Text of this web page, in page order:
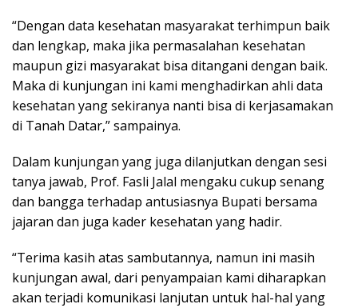
“Dengan data kesehatan masyarakat terhimpun baik
dan lengkap, maka jika permasalahan kesehatan
maupun gizi masyarakat bisa ditangani dengan baik.
Maka di kunjungan ini kami menghadirkan ahli data
kesehatan yang sekiranya nanti bisa di kerjasamakan
di Tanah Datar,” sampainya.
Dalam kunjungan yang juga dilanjutkan dengan sesi
tanya jawab, Prof. Fasli Jalal mengaku cukup senang
dan bangga terhadap antusiasnya Bupati bersama
jajaran dan juga kader kesehatan yang hadir.
“Terima kasih atas sambutannya, namun ini masih
kunjungan awal, dari penyampaian kami diharapkan
akan terjadi komunikasi lanjutan untuk hal-hal yang